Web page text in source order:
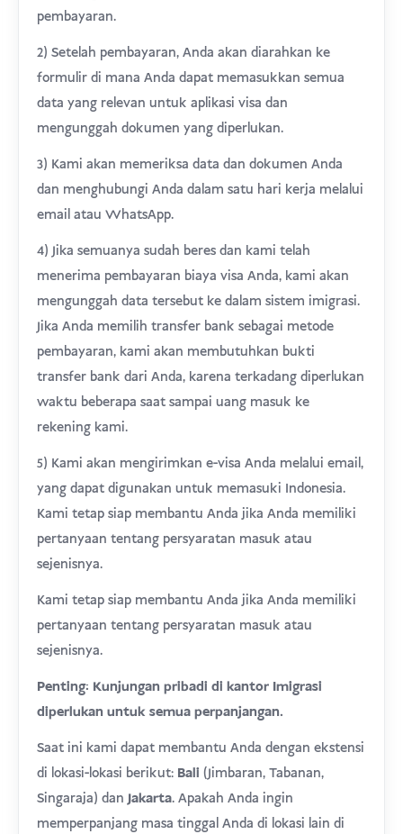
pembayaran.
2) Setelah pembayaran, Anda akan diarahkan ke
formulir di mana Anda dapat memasukkan semua
data yang relevan untuk aplikasi visa dan
mengunggah dokumen yang diperlukan.
3) Kami akan memeriksa data dan dokumen Anda
dan menghubungi Anda dalam satu hari kerja melalui
email atau WhatsApp.
4) Jika semuanya sudah beres dan kami telah
menerima pembayaran biaya visa Anda, kami akan
mengunggah data tersebut ke dalam sistem imigrasi.
Jika Anda memilih transfer bank sebagai metode
pembayaran, kami akan membutuhkan bukti
transfer bank dari Anda, karena terkadang diperlukan
waktu beberapa saat sampai uang masuk ke
rekening kami.
5) Kami akan mengirimkan e-visa Anda melalui email,
yang dapat digunakan untuk memasuki Indonesia.
Kami tetap siap membantu Anda jika Anda memiliki
pertanyaan tentang persyaratan masuk atau
sejenisnya.
Kami tetap siap membantu Anda jika Anda memiliki
pertanyaan tentang persyaratan masuk atau
sejenisnya.
Penting: Kunjungan pribadi di kantor Imigrasi
diperlukan untuk semua perpanjangan.
Saat ini kami dapat membantu Anda dengan ekstensi
di lokasi-lokasi berikut: Bali (Jimbaran, Tabanan,
Singaraja) danJakarta. Apakah Anda ingin
memperpanjang masa tinggal Anda di lokasi lain di